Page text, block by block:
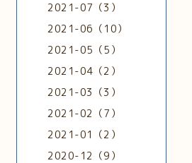
2021-07（3）
2021-06（10）
2021-05（5）
2021-04（2）
2021-03（3）
2021-02（7）
2021-01（2）
2020-12（9）